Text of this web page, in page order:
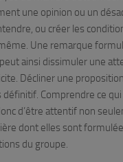
une opinion ou un
ou créer les
Une remarque
ainsi dissimuler une
Décliner une
Comprendre ce
d’être attentif non
dont elles sont
du groupe.